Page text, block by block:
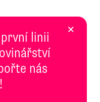
linii
nás
×